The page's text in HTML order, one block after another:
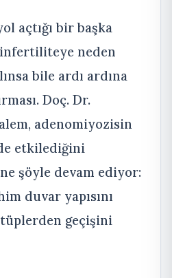
açtığı bir başka
neden
bile ardı ardına
Doç. Dr.
adenomiyozisin
etkilediğini
şöyle devam ediyor:
duvar yapısını
geçişini